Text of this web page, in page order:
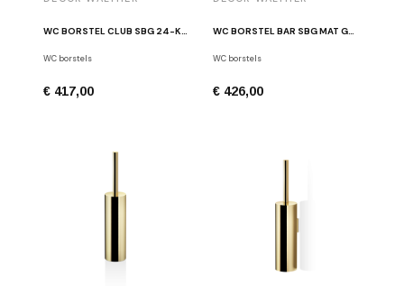
WC BORSTEL CLUB SBG 24-KARAAT GOUD
WC borstels
€ 417,00
WC BORSTEL BAR SBG MAT GOUD
WC borstels
€ 426,00